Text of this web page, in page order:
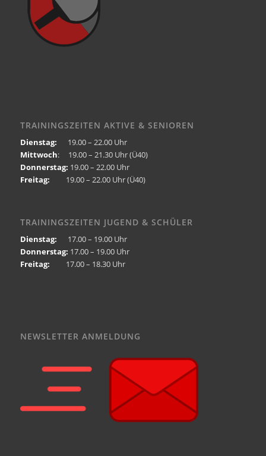
TRAININGSZEITEN AKTIVE & SENIOREN
Dienstag: 19.00 – 22.00 Uhr
Mittwoch: 19.00 – 21.30 Uhr (Ü40)
Donnerstag: 19.00 – 22.00 Uhr
Freitag: 19.00 – 22.00 Uhr (Ü40)
TRAININGSZEITEN JUGEND & SCHÜLER
Dienstag: 17.00 – 19.00 Uhr
Donnerstag: 17.00 – 19.00 Uhr
Freitag: 17.00 – 18.30 Uhr
NEWSLETTER ANMELDUNG